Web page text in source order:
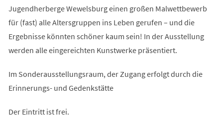
Jugendherberge Wewelsburg einen großen Malwettbewerb
für (fast) alle Altersgruppen ins Leben gerufen – und die
Ergebnisse könnten schöner kaum sein! In der Ausstellung
werden alle eingereichten Kunstwerke präsentiert.
Im Sonderausstellungsraum, der Zugang erfolgt durch die
Erinnerungs- und Gedenkstätte
Der Eintritt ist frei.